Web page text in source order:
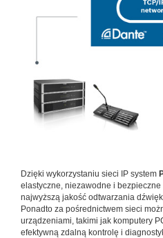
Dzięki wykorzystaniu sieci IP system
elastyczne, niezawodne i
najwyższą jakość odtwarzania
Ponadto za pośrednictwem sieci
urządzeniami, takimi jak komputery
efektywną zdalną kontrolę i